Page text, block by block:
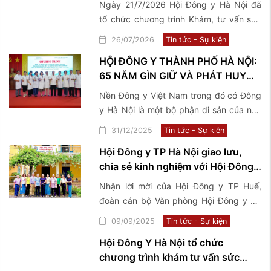
binh, bệnh binh, thân nhân, gia
đình Liệt sĩ và người có công với
cách mạng tại 2 xã Phúc Sơn và ...
Ngày 21/7/2026 Hội Đông y Hà Nội đã
tổ chức chương trình Khám, tư vấn sức
khoẻ và tặng quà thương binh, bệnh
binh, thân nhân, gia đình Liệt sĩ và người
có công với cách mạng tại 2 xã Phúc
Sơn và Phú Nghĩa
26/07/2026 Tin tức - Sự kiện
HỘI ĐÔNG Y THÀNH PHỐ HÀ NỘI:
65 NĂM GÌN GIỮ VÀ PHÁT HUY
TINH HOA Y HỌC CỔ TRUYỀN
VIỆT NAM
Nền Đông y Việt Nam trong đó có Đông
y Hà Nội là một bộ phận di sản của nền
văn hoá Việt Nam, có lịch sử phát triển
hàng ngàn năm cùng với tiến trình lịch
sử của dân tộc.
31/12/2025 Tin tức - Sự kiện
Hội Đông y TP Hà Nội giao lưu,
chia sẻ kinh nghiệm với Hội Đông y
TP Huế
Nhận lời mời của Hội Đông y TP Huế,
đoàn cán bộ Văn phòng Hội Đông y TP
Hà Nội đã có chuyến công tác, giao lưu,
chia sẻ kinh nghiệm về mô hình tổ chức
hoạt động Hội và tham quan một số
Phòng chẩn trị tiêu biểu tại TP Huế
09/09/2025 Tin tức - Sự kiện
Hội Đông Y Hà Nội tổ chức
chương trình khám tư vấn sức